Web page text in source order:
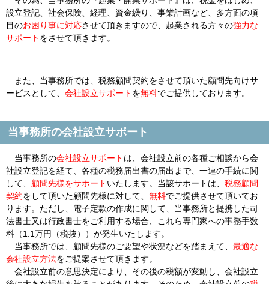
設立登記、社会保険、経理、資金繰り、事業計画など、多方面の項
目のお困り事に対応させて頂きますので、起業される方々の強力な
サポート をさせて頂きます。
また、当事務所では、税務顧問契約をさせて頂いた顧問先向けサ
ービスとして、 会社設立サポート を無料でご提供しております。
当事務所の会社設立サポート
当事務所の会社設立サポート は、会社設立前の各種ご相談から会
社設立登記を経て、各種の税務届出書の届出まで、一連の手続に関
して、 顧問先様をサポート いたします。当該サポートは、 税務顧問
契約をして頂いた顧問先様に対して、 無料でご提供させて頂いてお
ります。ただし、電子定款の作成に関して、当事務所と提携した司
法書士又は行政書士をご利用する場合、これら専門家への事務手数
料（1.1万円（税抜））が発生いたします。
当事務所では、顧問先様のご要望や状況などを踏まえて、 最適な
会社設立方法をご提案させて頂きます。
会社設立前の意思決定により、その後の税額が変動し、会社設立